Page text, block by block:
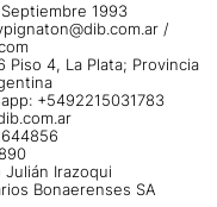
1993
/
Piso 4, La Plata; Provincia
+5492215031783
Julián Irazoqui
Bonaerenses SA